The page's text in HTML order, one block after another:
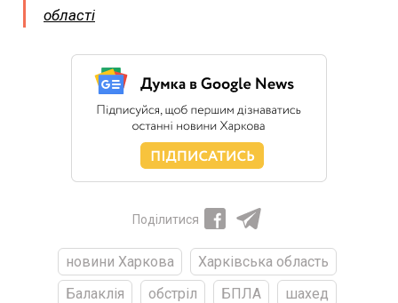
області
Поділитися
новини Харкова
Харківська область
Балаклія
обстріл БПЛА
шахед